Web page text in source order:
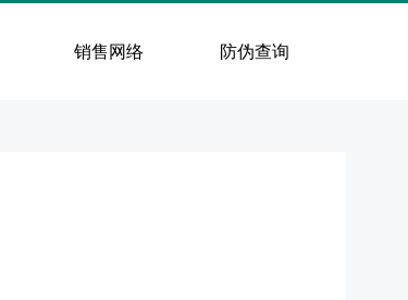
销售网络 防伪查询